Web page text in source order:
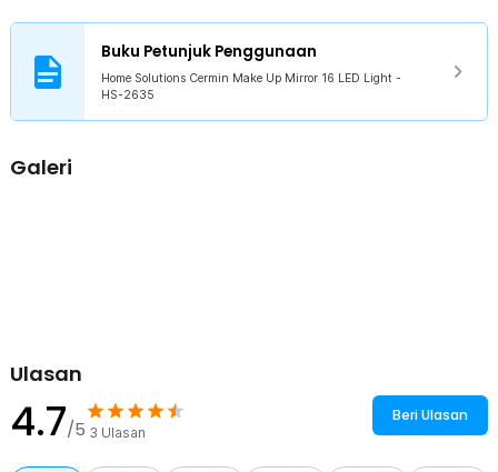
Rincian yang Anda dapatkan untuk pembelian produk ini:
1 x Home Solutions Cermin Make Up Mirror 16 LED Light - HS-
2635
Buku Petunjuk Penggunaan
Home Solutions Cermin Make Up Mirror 16 LED Light -
HS-2635
Galeri
Ulasan
4.7/5 3 Ulasan
Beri Ulasan